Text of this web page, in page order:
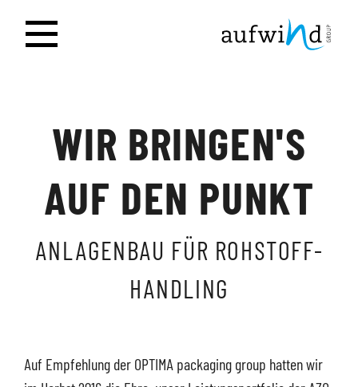
WIR BRINGEN'S
AUF DEN PUNKT
ANLAGENBAU FÜR ROHSTOFF-
HANDLING
Auf Empfehlung der OPTIMA packaging group hatten wir